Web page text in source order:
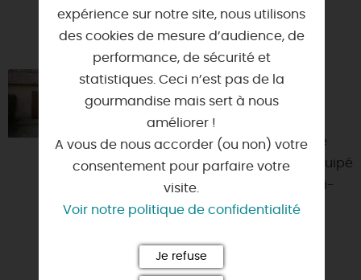
VOUS AIMEREZ AUSSI
GÎTE FORESTIER N°16
Nos gîtes comprennent : une pièce
principale avec un coin cuisine équipé
de 2 plaques électriques, d'un mini-
four et d'un réfrig...
expérience sur notre site, nous utilisons
des cookies de mesure d’audience, de
performance, de sécurité et
statistiques. Ceci n’est pas de la
gourmandise mais sert à nous
améliorer !
A vous de nous accorder (ou non) votre
consentement pour parfaire votre
visite.
Voir notre politique de confidentialité
Je refuse